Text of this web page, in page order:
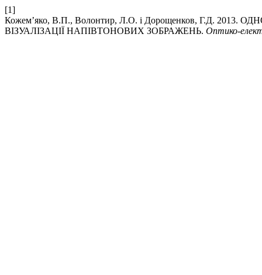
[1]
Кожем’яко, В.П., Волонтир, Л.О. і Дорощенков, Г.Д.
ВІЗУАЛІЗАЦІЇ НАПІВТОНОВИХ ЗОБРАЖЕНЬ. Оптико-